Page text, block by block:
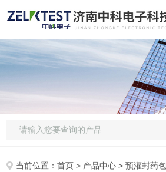
当前位置：首页 > 产品中心 >预灌封药